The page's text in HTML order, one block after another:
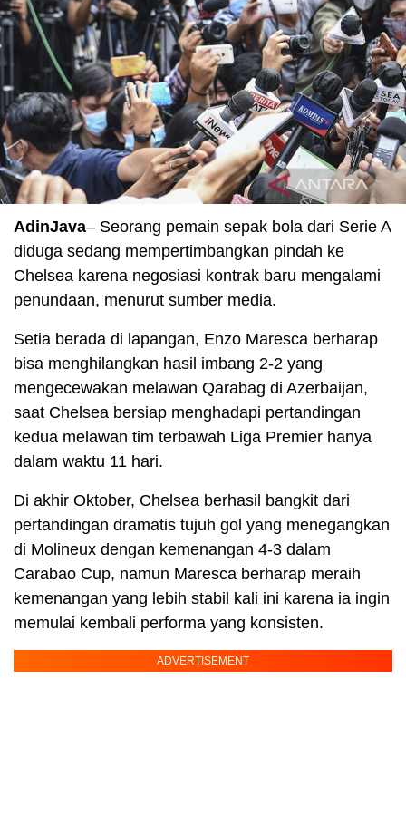
AdinJava– Seorang pemain sepak bola dari Serie A
diduga sedang mempertimbangkan pindah ke
Chelsea karena negosiasi kontrak baru mengalami
penundaan, menurut sumber media.
Setia berada di lapangan, Enzo Maresca berharap
bisa menghilangkan hasil imbang 2-2 yang
mengecewakan melawan Qarabag di Azerbaijan,
saat Chelsea bersiap menghadapi pertandingan
kedua melawan tim terbawah Liga Premier hanya
dalam waktu 11 hari.
Di akhir Oktober, Chelsea berhasil bangkit dari
pertandingan dramatis tujuh gol yang menegangkan
di Molineux dengan kemenangan 4-3 dalam
Carabao Cup, namun Maresca berharap meraih
kemenangan yang lebih stabil kali ini karena ia ingin
memulai kembali performa yang konsisten.
ADVERTISEMENT